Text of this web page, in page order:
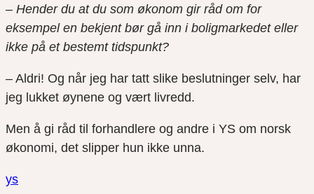
– Hender du at du som økonom gir råd om for
eksempel en bekjent bør gå inn i boligmarkedet eller
ikke på et bestemt tidspunkt?
– Aldri! Og når jeg har tatt slike beslutninger selv, har
jeg lukket øynene og vært livredd.
Men å gi råd til forhandlere og andre i YS om norsk
økonomi, det slipper hun ikke unna.
ys